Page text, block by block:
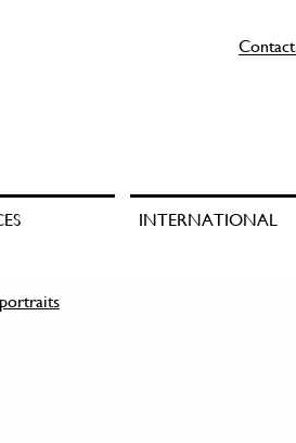
Contact
INTERNATIONAL
portraits